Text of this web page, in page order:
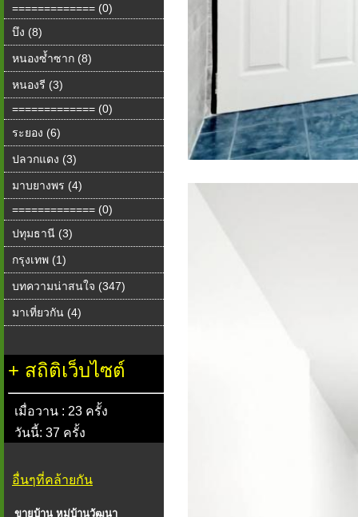
============= (0)
บึง (8)
หนองซ้ำซาก (8)
หนองรี (3)
============= (0)
ระยอง (6)
ปลวกแดง (3)
มาบยางพร (4)
============= (0)
ปทุมธานี (3)
กรุงเทพ (1)
บทความน่าสนใจ (347)
มาเที่ยวกัน (4)
+ สถิติเว็บไซต์
เมื่อวาน : 23 ครั้ง
วันนี้: 37 ครั้ง
อื่นๆที่คล้ายกัน
ขายบ้าน หมู่บ้านวัฒนา